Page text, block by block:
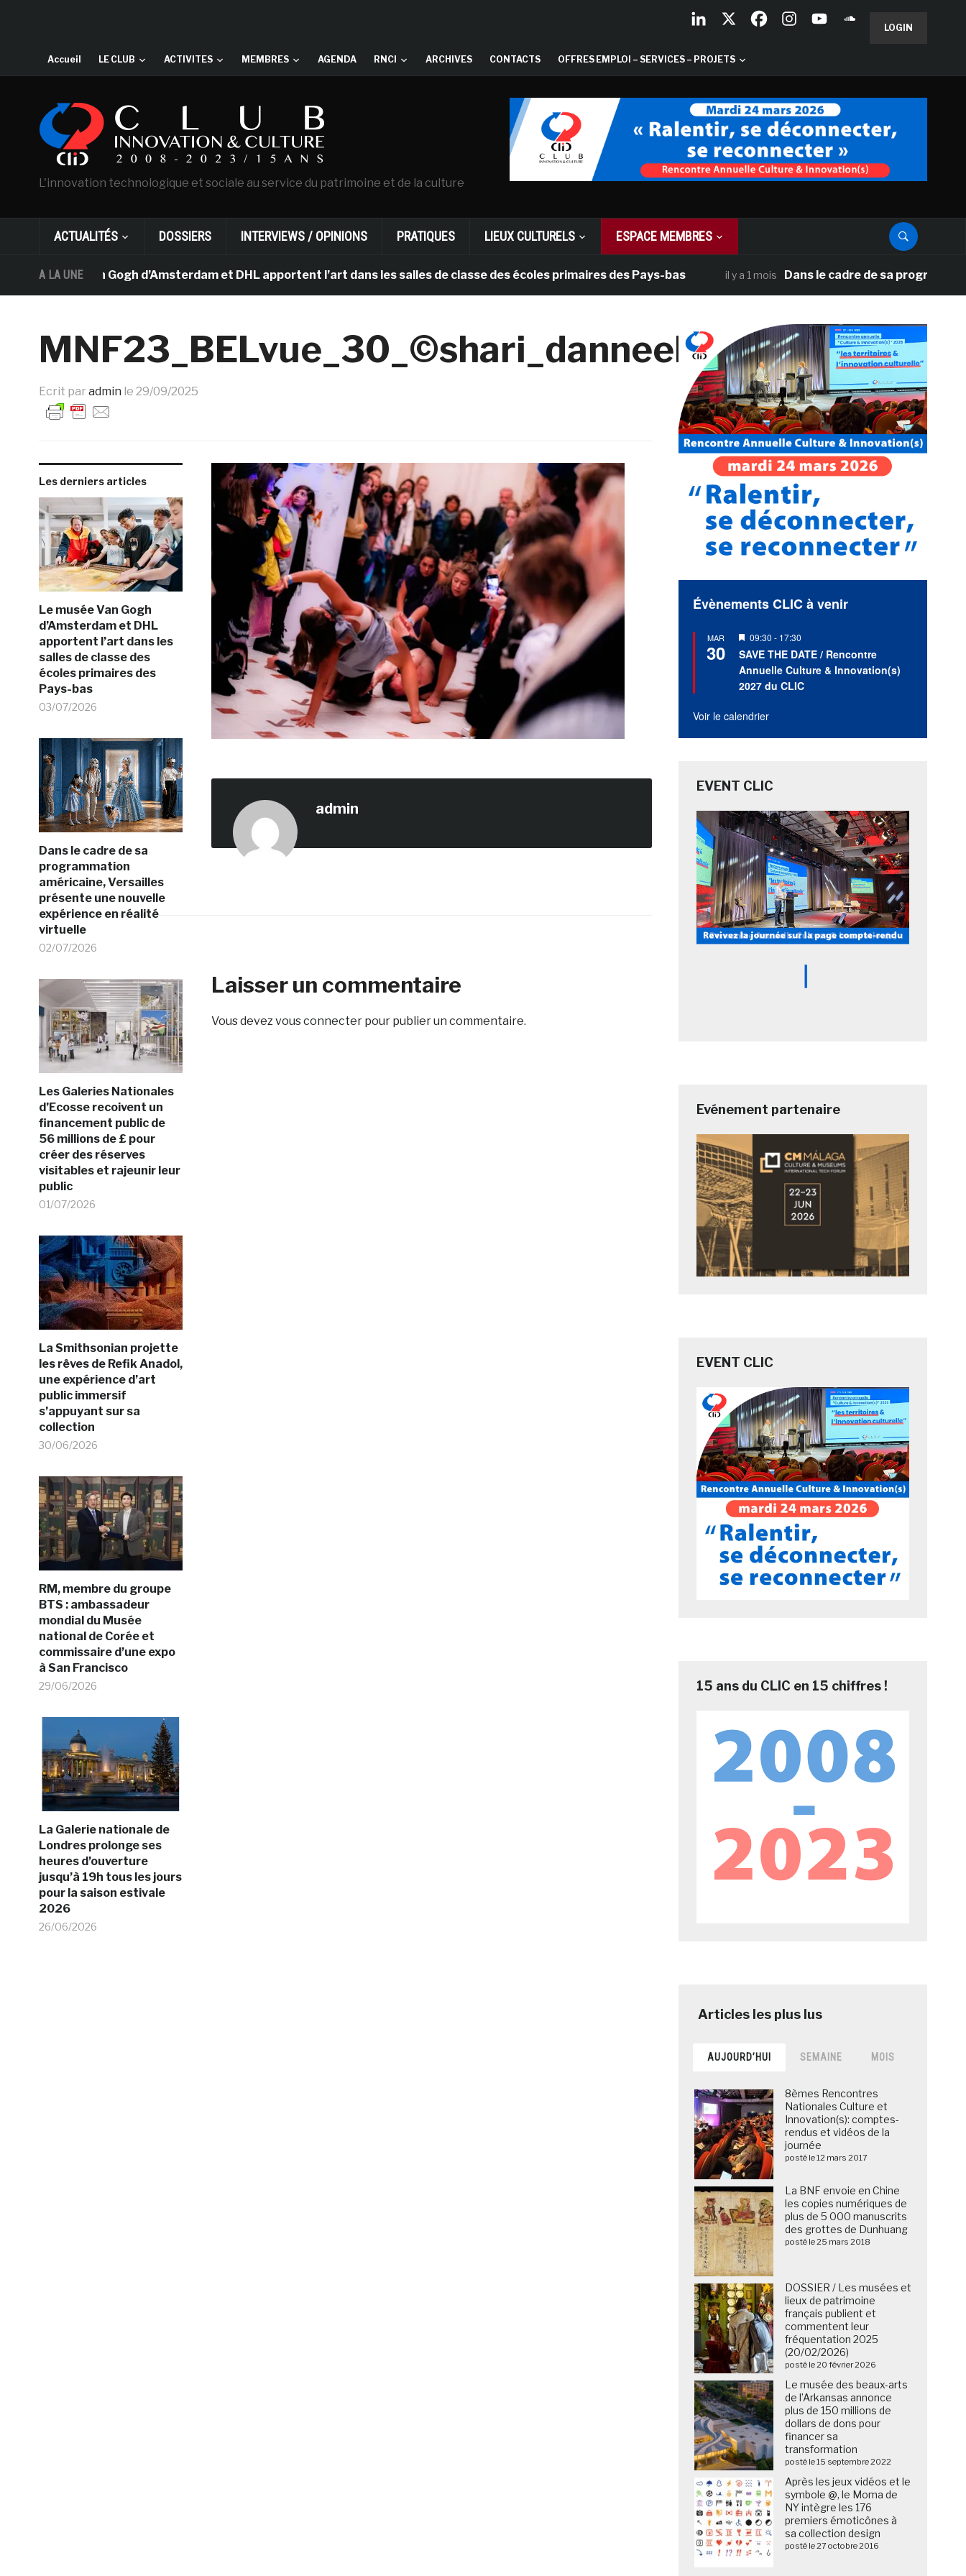
LOGIN
Accueil LE CLUB ACTIVITES MEMBRES AGENDA RNCI ARCHIVES CONTACTS OFFRES EMPLOI – SERVICES – PROJETS
L'innovation technologique et sociale au service du patrimoine et de la culture
ACTUALITÉS DOSSIERS INTERVIEWS / OPINIONS PRATIQUES LIEUX CULTURELS ESPACE MEMBRES
A LA UNE
musée Van Gogh d’Amsterdam et DHL apportent l’art dans les salles de classe des écoles primaires des Pays-bas il y a 1 mois Dans le cadre de sa programmation
MNF23_BELvue_30_©shari_danneels
Ecrit par admin le 29/09/2025
Les derniers articles
Le musée Van Gogh
d’Amsterdam et DHL
apportent l’art dans les
salles de classe des
écoles primaires des
Pays-bas
03/07/2026
Dans le cadre de sa
programmation
américaine, Versailles
présente une nouvelle
expérience en réalité
virtuelle
02/07/2026
Les Galeries Nationales
d’Ecosse recoivent un
financement public de
56 millions de £ pour
créer des réserves
visitables et rajeunir leur
public
01/07/2026
La Smithsonian projette
les rêves de Refik Anadol,
une expérience d’art
public immersif
s’appuyant sur sa
collection
30/06/2026
RM, membre du groupe
BTS : ambassadeur
mondial du Musée
national de Corée et
commissaire d’une expo
à San Francisco
29/06/2026
La Galerie nationale de
Londres prolonge ses
heures d’ouverture
jusqu’à 19h tous les jours
pour la saison estivale
2026
26/06/2026
admin
Laisser un commentaire
Vous devez vous connecterpour publier un commentaire.
Évènements CLIC à venir
MAR
30
Mis
en
avant
09:30 - 17:30
SAVE THE DATE / Rencontre
Annuelle Culture & Innovation(s)
2027 du CLIC
Voir le calendrier
EVENT CLIC
Evénement partenaire
EVENT CLIC
15 ans du CLIC en 15 chiffres !
AUJOURD’HUI SEMAINE MOIS
8èmes Rencontres
Nationales Culture et
Innovation(s): comptes-
rendus et vidéos de la
journée
posté le 12 mars 2017
La BNF envoie en Chine
les copies numériques de
plus de 5 000 manuscrits
des grottes de Dunhuang
posté le 25 mars 2018
DOSSIER / Les musées et
lieux de patrimoine
français publient et
commentent leur
fréquentation 2025
(20/02/2026)
posté le 20 février 2026
Le musée des beaux-arts
de l’Arkansas annonce
plus de 150 millions de
dollars de dons pour
financer sa
transformation
posté le 15 septembre 2022
Après les jeux vidéos et le
symbole @, le Moma de
NY intègre les 176
premiers émoticônes à
sa collection design
posté le 27 octobre 2016